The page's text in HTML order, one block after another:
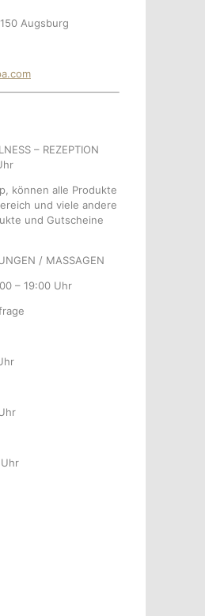
Augsburg
– REZEPTION
können alle Produkte
und viele andere
und Gutscheine
/ MASSAGEN
– 19:00 Uhr